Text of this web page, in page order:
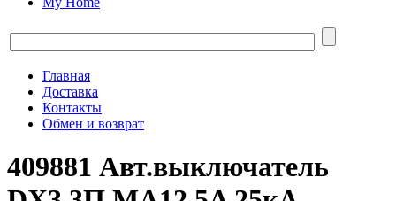
Главная
Доставка
Контакты
Обмен и возврат
409881 Авт.выключатель